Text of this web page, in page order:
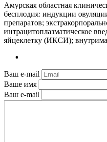
Амурская областная
бесплодия: индукции
препаратов;
интрацитоплазматическое
яйцеклетку (ИКСИ);
Ваш e-mail
Ваше имя
Ваш e-mail